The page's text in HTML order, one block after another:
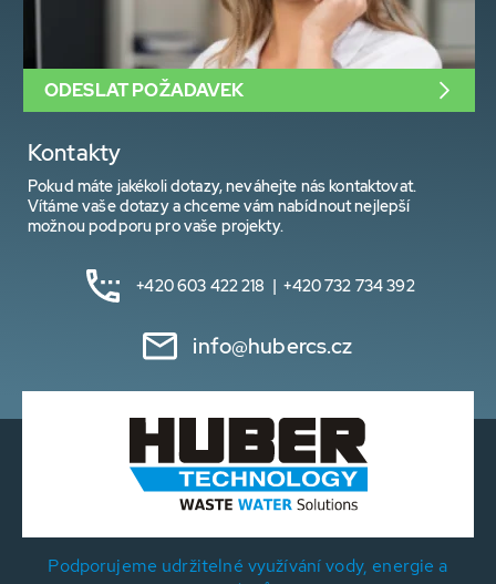
Kontakty
Pokud máte jakékoli dotazy, neváhejte nás kontaktovat.
Vítáme vaše dotazy a chceme vám nabídnout nejlepší
možnou podporu pro vaše projekty.
+420 603 422 218 | +420 732 734 392
info@hubercs.cz
ODESLAT POŽADAVEK
Podporujeme udržitelné využívání vody, energie a